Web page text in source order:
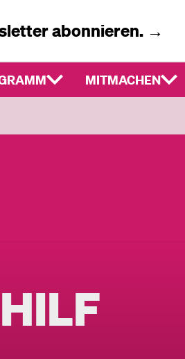
abonnieren. →
MITMACHEN